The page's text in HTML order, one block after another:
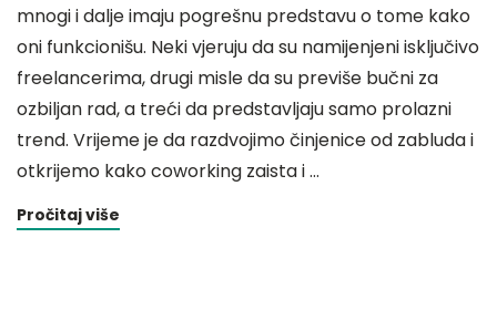
mnogi i dalje imaju pogrešnu predstavu o tome kako
oni funkcionišu. Neki vjeruju da su namijenjeni isključivo
freelancerima, drugi misle da su previše bučni za
ozbiljan rad, a treći da predstavljaju samo prolazni
trend. Vrijeme je da razdvojimo činjenice od zabluda i
otkrijemo kako coworking zaista i …
Pročitaj više